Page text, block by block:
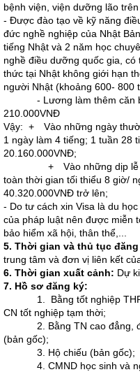
bệnh viện, viện dưỡng lão
- Được đào tạo về kỹ năng
đức nghề nghiệp của Nhật
tiếng Nhật và 2 năm học
nghề điều dưỡng quốc gia,
thức tại Nhật không giới hạn
người Nhật (khoảng 600- 800
- Lương làm thêm căn
210.000VNĐ
Vậy: + Vào những ngày
1 ngày làm 4 tiếng; 1 tuần 28
20.160.000VNĐ;
+ Vào những dịp lễ Tết,
toàn thời gian tối thiểu 8 giờ/
40.320.000VNĐ trở lên;
- Do tư cách xin Visa là du
của pháp luật nên được miễn
bảo hiểm xã hội, thân thể,...
5. Thời gian và thủ tục
trung tâm và đơn vị liên kết
6. Thời gian xuất cảnh: Dự
7. Hồ sơ đăng ký:
1. Bằng tốt nghiệp THPT,
CN tốt nghiệp tạm thời;
2. Bằng TN cao đẳng, đại
(bản gốc);
3. Hộ chiếu (bản gốc);
4. CMND học sinh và